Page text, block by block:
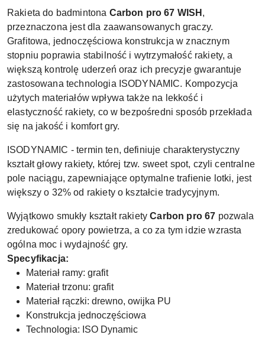
Rakieta do badmintona Carbon pro 67 WISH ,
przeznaczona jest dla zaawansowanych graczy.
Grafitowa, jednoczęściowa konstrukcja w znacznym
stopniu poprawia stabilność i wytrzymałość rakiety, a
większą kontrolę uderzeń oraz ich precyzje gwarantuje
zastosowana technologia ISODYNAMIC. Kompozycja
użytych materiałów wpływa także na lekkość i
elastyczność rakiety, co w bezpośredni sposób przekłada
się na jakość i komfort gry.
ISODYNAMIC - termin ten, definiuje charakterystyczny
kształt głowy rakiety, której tzw. sweet spot, czyli centralne
pole naciągu, zapewniające optymalne trafienie lotki, jest
większy o 32% od rakiety o kształcie tradycyjnym.
Wyjątkowo smukły kształt rakietyCarbon pro 67 pozwala
zredukować opory powietrza, a co za tym idzie wzrasta
ogólna moc i wydajność gry.
Specyfikacja:
Materiał ramy: grafit
Materiał trzonu: grafit
Materiał rączki: drewno, owijka PU
Konstrukcja jednoczęściowa
Technologia: ISO Dynamic